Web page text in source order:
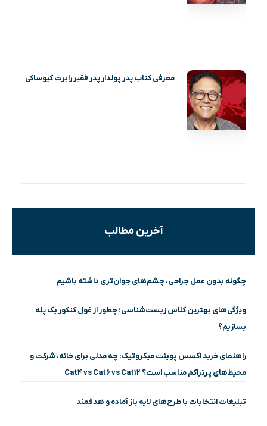
معرفی کتاب پدر پولدار پدر فقیر رابرت کیوساکی
آخرین مطالب
چگونه بدون عمل جراحی، چشم‌های جوان‌تری داشته باشیم
ویژگی‌های بهترین کلاس زیست‌شناسی؛ چطور از غول کنکور یک پله
بسازیم؟
راهنمای خرید اکسس پوینت میکروتیک: چه مدلی برای خانه، شرکت و
محیط‌های پرتراکم مناسب است؟ Cat4 vs Cat6 vs Cat12
تبلیغات انتخابات با طرح‌های لایه باز آماده و هدفمند